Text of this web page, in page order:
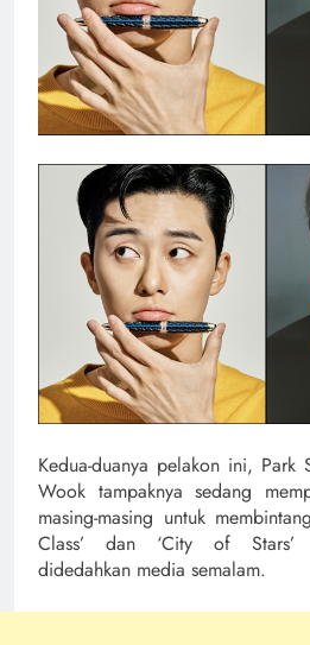
Kedua-duanya pelakon ini, Park
Wook tampaknya sedang
masing-masing untuk
Class’ dan ‘City of Stars’
didedahkan media semalam.